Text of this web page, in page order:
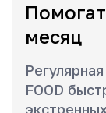
месяц
FOOD